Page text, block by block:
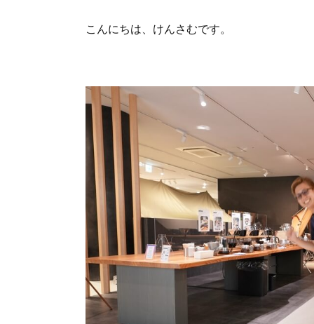
こんにちは、けんさむです。